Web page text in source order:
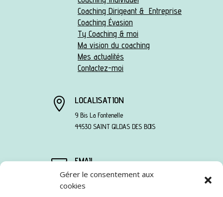
Gérer le consentement aux
cookies
Coaching Dirigeant & Entreprise
Coaching Évasion
Ty Coaching & moi
Ma vision du coaching
Mes actualités
Contactez-moi
 LOCALISATION
9 Bis La Fontenelle
44530 SAINT GILDAS DES BOIS
 EMAIL
sandra@tycoaching.fr
